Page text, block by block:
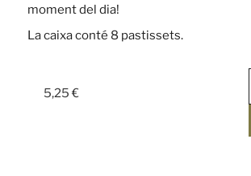
moment del dia!
La caixa conté 8 pastissets.
5,25€